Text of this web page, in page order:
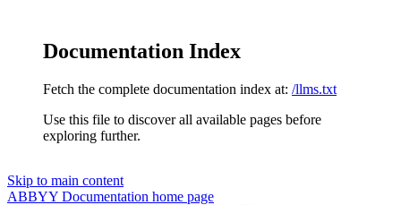
Documentation Index
Fetch the complete documentation index at: /llms.txt
Use this file to discover all available pages before
exploring further.
Skip to main content
ABBYY Documentation home page